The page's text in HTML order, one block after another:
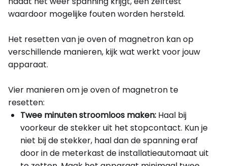
waardoor mogelijke fouten worden hersteld.
Het resetten van je oven of magnetron kan op
verschillende manieren, kijk wat werkt voor jouw
apparaat.
Vier manieren om je oven of magnetron te
resetten:
Twee minuten stroomloos maken: Haal bij
voorkeur de stekker uit het stopcontact. Kun je
niet bij de stekker, haal dan de spanning eraf
door in de meterkast de installatieautomaat uit